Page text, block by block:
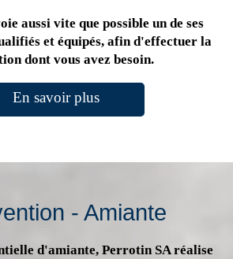
aussi vite que possible un de ses
et équipés, afin d'effectuer la
dont vous avez besoin.
En savoir plus
- Amiante
d'amiante, Perrotin SA réalise